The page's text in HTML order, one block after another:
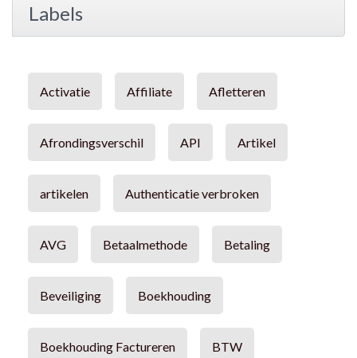
Labels
Activatie Affiliate Afletteren
Afrondingsverschil API Artikel
artikelen Authenticatie verbroken
AVG Betaalmethode Betaling
Beveiliging Boekhouding
Boekhouding Factureren BTW